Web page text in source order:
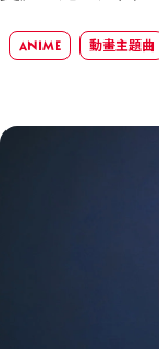
ANIME 動畫主題曲